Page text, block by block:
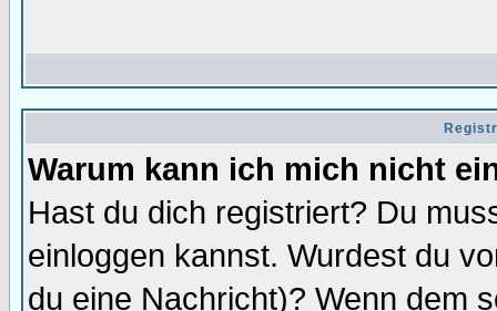
Warum kann ich mich nicht
Hast du dich registriert? Du
einloggen kannst. Wurdest du
du eine Nachricht)? Wenn dem